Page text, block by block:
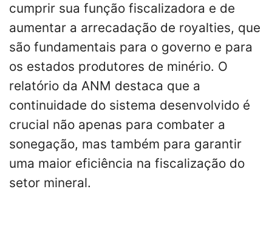
cumprir sua função fiscalizadora e de
aumentar a arrecadação de royalties, que
são fundamentais para o governo e para
os estados produtores de minério. O
relatório da ANM destaca que a
continuidade do sistema desenvolvido é
crucial não apenas para combater a
sonegação, mas também para garantir
uma maior eficiência na fiscalização do
setor mineral.